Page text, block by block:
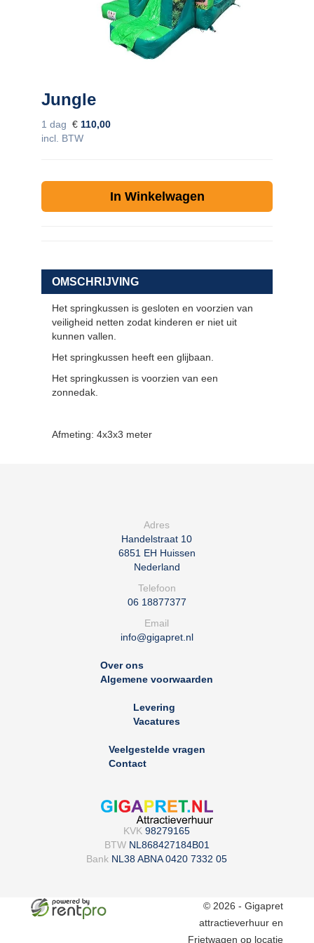
Jungle
1 dag € 110,00
incl. BTW
In Winkelwagen
OMSCHRIJVING
Het springkussen is gesloten en voorzien van
veiligheid netten zodat kinderen er niet uit
kunnen vallen.
Het springkussen heeft een glijbaan.
Het springkussen is voorzien van een
zonnedak.
Afmeting: 4x3x3 meter
Adres
Handelstraat 10
6851 EH Huissen
Nederland
Telefoon
06 18877377
Email
info@gigapret.nl
Over ons
Algemene voorwaarden
Levering
Vacatures
Veelgestelde vragen
Contact
KVK 98279165
BTWNL868427184B01
Bank NL38 ABNA 0420 7332 05
© 2026 - Gigapret
attractieverhuur en
Frietwagen op locatie